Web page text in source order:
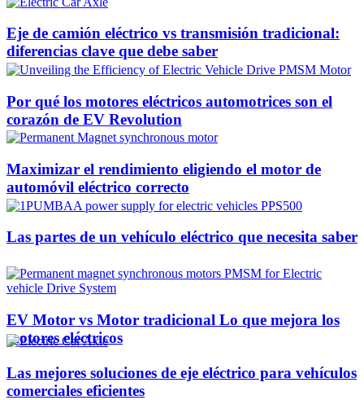
Eje de camión eléctrico vs transmisión tradicional:
diferencias clave que debe saber
Por qué los motores eléctricos automotrices son el
corazón de EV Revolution
Maximizar el rendimiento eligiendo el motor de
automóvil eléctrico correcto
Las partes de un vehículo eléctrico que necesita saber
EV Motor vs Motor tradicional Lo que mejora los
motores eléctricos
Las mejores soluciones de eje eléctrico para vehículos
comerciales eficientes